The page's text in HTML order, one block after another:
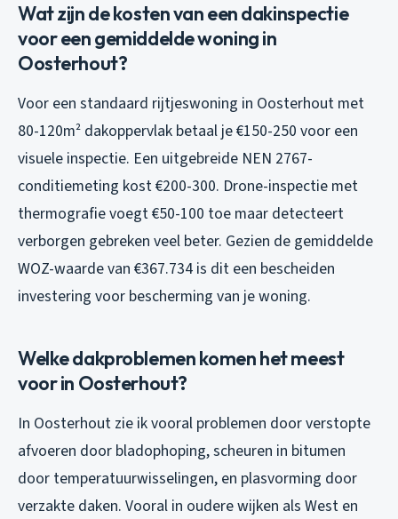
Wat zijn de kosten van een dakinspectie
voor een gemiddelde woning in
Oosterhout?
Voor een standaard rijtjeswoning in Oosterhout met
80-120m² dakoppervlak betaal je €150-250 voor een
visuele inspectie. Een uitgebreide NEN 2767-
conditiemeting kost €200-300. Drone-inspectie met
thermografie voegt €50-100 toe maar detecteert
verborgen gebreken veel beter. Gezien de gemiddelde
WOZ-waarde van €367.734 is dit een bescheiden
investering voor bescherming van je woning.
Welke dakproblemen komen het meest
voor in Oosterhout?
In Oosterhout zie ik vooral problemen door verstopte
afvoeren door bladophoping, scheuren in bitumen
door temperatuurwisselingen, en plasvorming door
verzakte daken. Vooral in oudere wijken als West en